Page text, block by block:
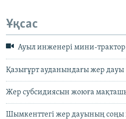
Ұқсас
Ауыл инженері мини-
Қазығұрт ауданындағы жер дауы
Жер субсидиясын жоюға
Шымкенттегі жер дауының соңы